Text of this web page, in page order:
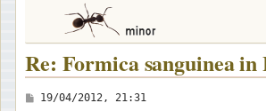
Re: Formica sanguinea
M
19/04/2012, 21:31